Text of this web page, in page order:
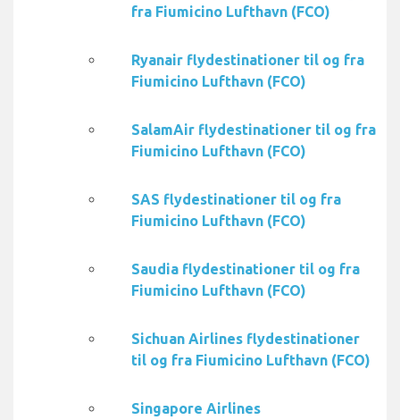
fra Fiumicino Lufthavn (FCO)
Ryanair flydestinationer til og fra
Fiumicino Lufthavn (FCO)
SalamAir flydestinationer til og fra
Fiumicino Lufthavn (FCO)
SAS flydestinationer til og fra
Fiumicino Lufthavn (FCO)
Saudia flydestinationer til og fra
Fiumicino Lufthavn (FCO)
Sichuan Airlines flydestinationer
til og fra Fiumicino Lufthavn (FCO)
Singapore Airlines